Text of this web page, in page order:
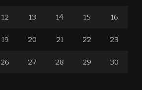
12 13 14 15 16
19 20 21 22 23
26 27 28 29 30